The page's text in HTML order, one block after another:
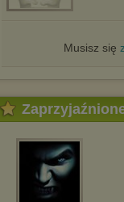
Musisz się